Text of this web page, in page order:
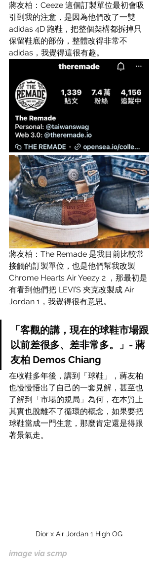
蔣友柏：Ceeze 這個訂製單位最初會吸
引到我的注意，是因為他們改了一雙
adidas 4D 跑鞋，把整個架構都拆掉只
保留鞋底的部份，整體改得非常不
adidas，我覺得這很有趣。
蔣友柏：The Remade 是我目前比較常
接觸的訂製單位，也是他們幫我改製
Chrome Hearts Air Yeezy 2 ，那最初是
有看到他們把 LEVI’S 夾克改製成 Air
Jordan 1，我覺得很有意思。
「客觀的講，現在的球鞋市場跟
以前差很多、差非常多。」- 蔣
友柏 Demos Chiang
在收鞋多年後，講到「球鞋」，蔣友柏
也慢慢悟出了自己的一套見解，甚至也
了解到「市場的規局」為何，在本質上
其實也脫離不了循環的概念，如果要把
球鞋當成一門生意，那麼肯定還是得跟
著景氣走。
Dior x Air Jordan 1 High OG
image via scmp